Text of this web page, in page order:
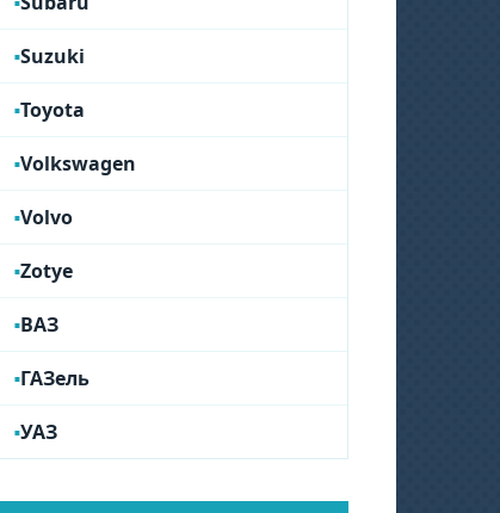
Suzuki
Toyota
Volkswagen
Volvo
Zotye
ВАЗ
ГАЗель
УАЗ